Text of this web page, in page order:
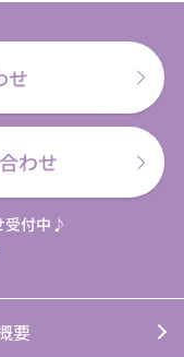
せ
わせ
受付中♪
要